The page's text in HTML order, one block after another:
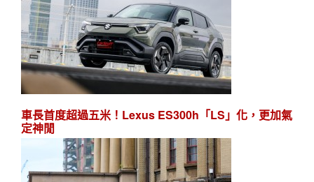
車長首度超過五米！Lexus ES300h「LS」化，更加氣
定神閒